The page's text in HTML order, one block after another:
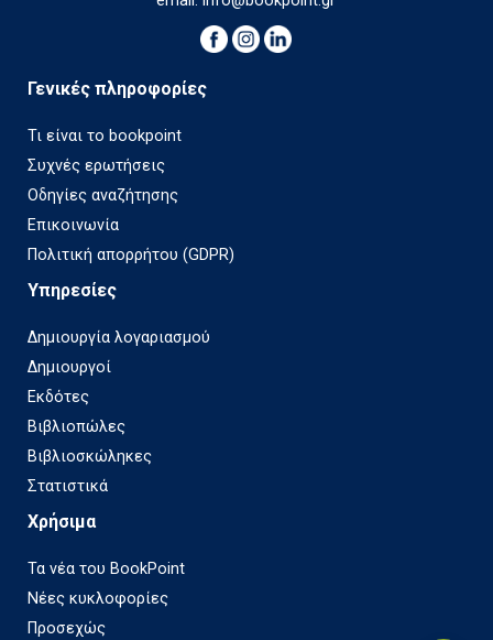
Γενικές πληροφορίες
Τι είναι το bookpoint
Συχνές ερωτήσεις
Οδηγίες αναζήτησης
Επικοινωνία
Πολιτική απορρήτου (GDPR)
Υπηρεσίες
Δημιουργία λογαριασμού
Δημιουργοί
Εκδότες
Βιβλιοπώλες
Βιβλιοσκώληκες
Στατιστικά
Χρήσιμα
Τα νέα του BookPoint
Νέες κυκλοφορίες
Προσεχώς